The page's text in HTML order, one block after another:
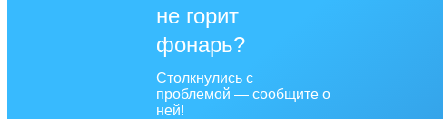
не горит
фонарь?
Столкнулись с
проблемой — сообщите о
ней!